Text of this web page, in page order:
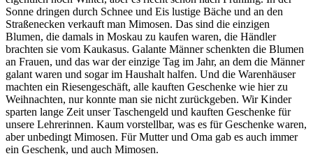
Sonne dringen durch Schnee und Eis lustige Bäche und an den
Straßenecken verkauft man Mimosen. Das sind die einzigen
Blumen, die damals in Moskau zu kaufen waren, die Händler
brachten sie vom Kaukasus. Galante Männer schenkten die Blumen
an Frauen, und das war der einzige Tag im Jahr, an dem die Männer
galant waren und sogar im Haushalt halfen. Und die Warenhäuser
machten ein Riesengeschäft, alle kauften Geschenke wie hier zu
Weihnachten, nur konnte man sie nicht zurückgeben. Wir Kinder
sparten lange Zeit unser Taschengeld und kauften Geschenke für
unsere Lehrerinnen. Kaum vorstellbar, was es für Geschenke waren,
aber unbedingt Mimosen. Für Mutter und Oma gab es auch immer
ein Geschenk, und auch Mimosen.